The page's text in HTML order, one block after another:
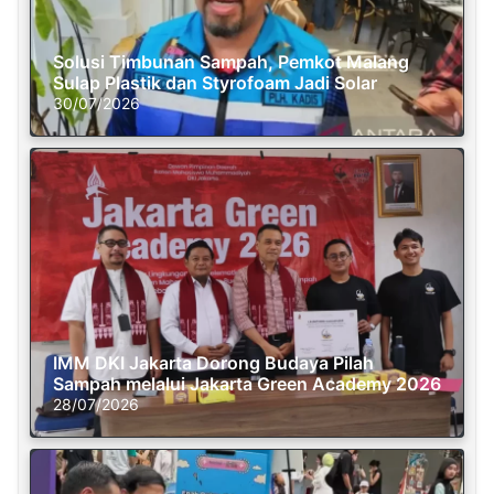
Solusi Timbunan Sampah, Pemkot Malang
Sulap Plastik dan Styrofoam Jadi Solar
30/07/2026
IMM DKI Jakarta Dorong Budaya Pilah
Sampah melalui Jakarta Green Academy 2026
28/07/2026